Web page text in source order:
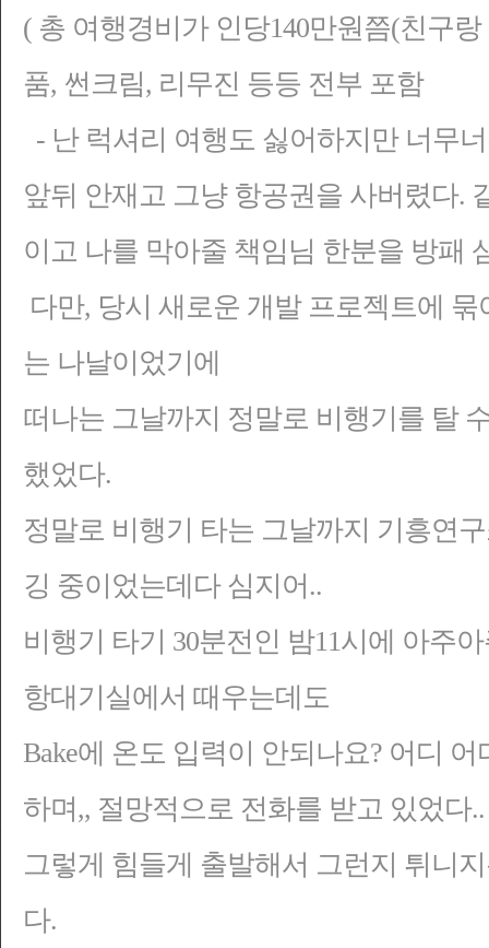
( 총 여행경비가 인당140만원쯤(친구
품, 썬크림, 리무진 등등 전부 포함
- 난 럭셔리 여행도 싫어하지만 너무
앞뒤 안재고 그냥 항공권을 사버렸다.
이고 나를 막아줄 책임님 한분을 방패
다만, 당시 새로운 개발 프로젝트에
는 나날이었기에
떠나는 그날까지 정말로 비행기를 탈
했었다.
정말로 비행기 타는 그날까지 기흥연
깅 중이었는데다 심지어..
비행기 타기 30분전인 밤11시에 아주
항대기실에서 때우는데도
Bake에 온도 입력이 안되나요? 어디
하며,, 절망적으로 전화를 받고 있었다..
그렇게 힘들게 출발해서 그런지 튀니
다.